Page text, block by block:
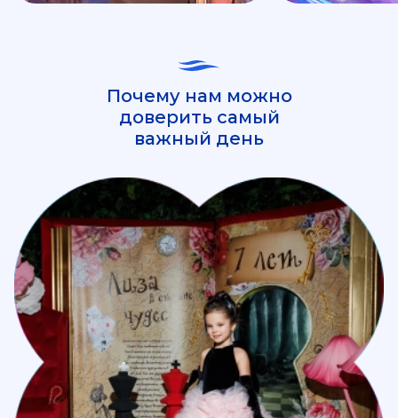
Почему нам можно
доверить самый
важный день